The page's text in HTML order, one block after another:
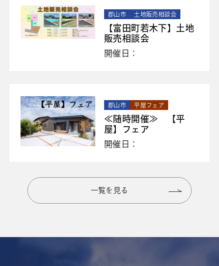
郡山市 土地販売相談会
【富田町若木下】土地
販売相談会
開催日：
郡山市 平屋フェア
≪随時開催≫ 【平
屋】フェア
開催日：
一覧を見る